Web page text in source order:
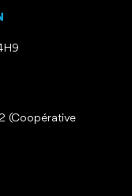
(Coopérative